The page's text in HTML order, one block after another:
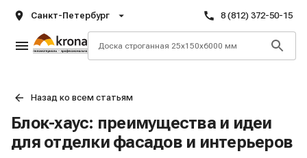
Санкт-Петербург 8 (812) 372-50-15
Назад ко всем статьям
Блок-хаус: преимущества и идеи
для отделки фасадов и интерьеров